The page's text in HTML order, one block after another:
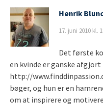
Henrik
17. juni 2010 kl.
Det første
en kvinde er ganske
http://
bøger, og hun er en
om at inspirere og